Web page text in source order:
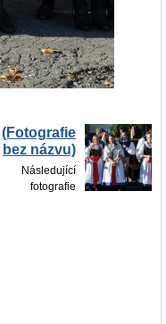
(Fotografie
bez názvu)
Následující
fotografie